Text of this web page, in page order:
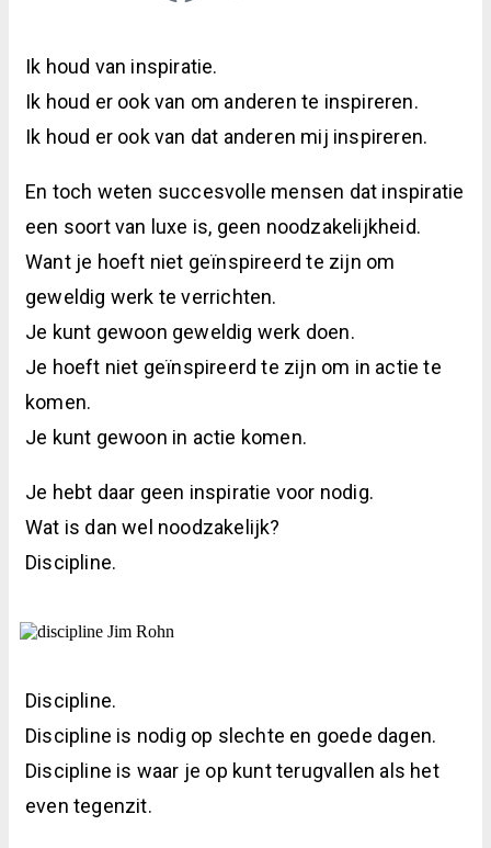
Ik houd van inspiratie.
Ik houd er ook van om anderen te inspireren.
Ik houd er ook van dat anderen mij inspireren.
En toch weten succesvolle mensen dat inspiratie
een soort van luxe is, geen noodzakelijkheid.
Want je hoeft niet geïnspireerd te zijn om
geweldig werk te verrichten.
Je kunt gewoon geweldig werk doen.
Je hoeft niet geïnspireerd te zijn om in actie te
komen.
Je kunt gewoon in actie komen.
Je hebt daar geen inspiratie voor nodig.
Wat is dan wel noodzakelijk?
Discipline.
Discipline.
Discipline is nodig op slechte en goede dagen.
Discipline is waar je op kunt terugvallen als het
even tegenzit.